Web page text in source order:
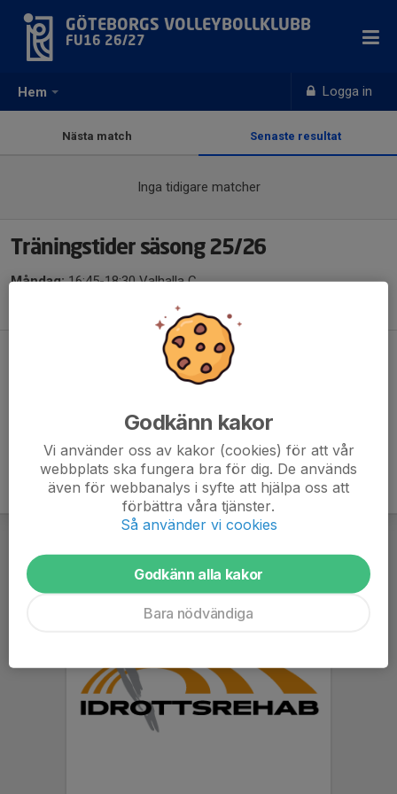
Hem Logga in
GÖTEBORGS VOLLEYBOLLKLUBB
FU16 26/27
Nästa match Senaste resultat
Inga tidigare matcher
Träningstider säsong 25/26
Måndag:16:45-18:30 Valhalla C
Godkänn kakor
Vi använder oss av kakor (cookies) för att vår
webbplats ska fungera bra för dig. De används
även för webbanalys i syfte att hjälpa oss att
förbättra våra tjänster.
Så använder vi cookies
Godkänn alla kakor
Bara nödvändiga